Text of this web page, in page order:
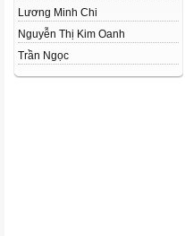
Lương Minh Chi
Nguyễn Thị Kim Oanh
Trần Ngọc